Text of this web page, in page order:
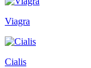
Viagra
Cialis